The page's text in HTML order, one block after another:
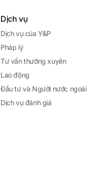
Dịch vụ
Dịch vụ của Y&P
Pháp lý
Tư vấn thường xuyên
Lao động
Đầu tư và Người nước ngoài
Dịch vụ đánh giá